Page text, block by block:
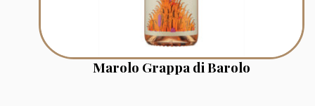
Marolo Grappa di Barolo